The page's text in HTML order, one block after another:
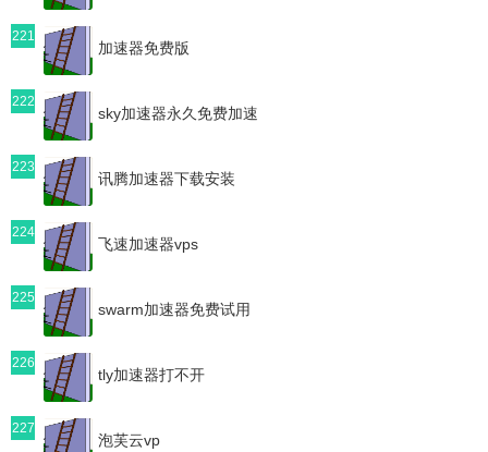
221
加速器免费版
222
sky加速器永久免费加速
223
讯腾加速器下载安装
224
飞速加速器vps
225
swarm加速器免费试用
226
tly加速器打不开
227
泡芙云vp